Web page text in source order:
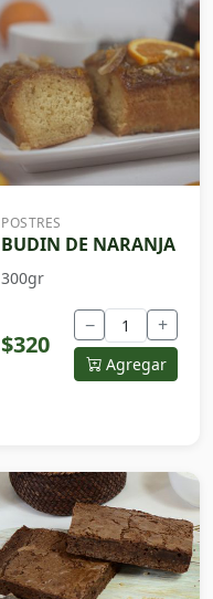
POSTRES
BUDIN DE NARANJA
300gr
$320
− +
Agregar